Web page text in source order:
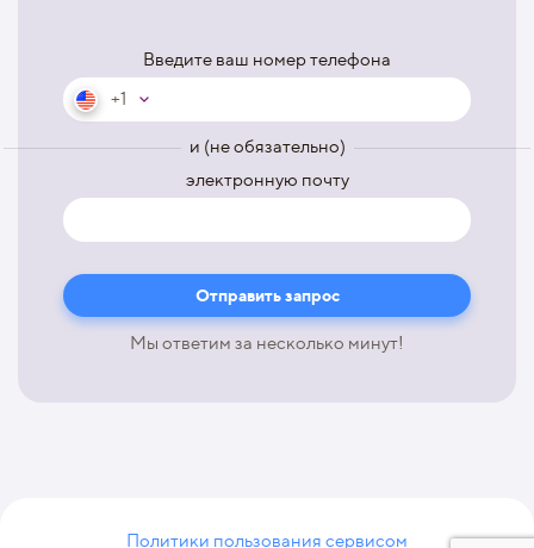
Введите ваш номер телефона
+1
и (не обязательно)
электронную почту
Мы ответим за несколько минут!
Политики пользования сервисом